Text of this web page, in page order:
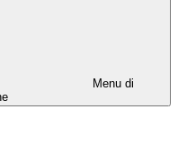
Menu di